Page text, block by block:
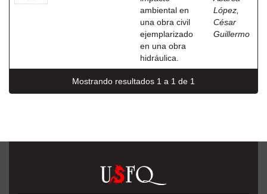
ambiental en
una obra civil
ejemplarizado
en una obra
hidráulica.
López,
César
Guillermo
Mostrando resultados 1 a 1 de 1